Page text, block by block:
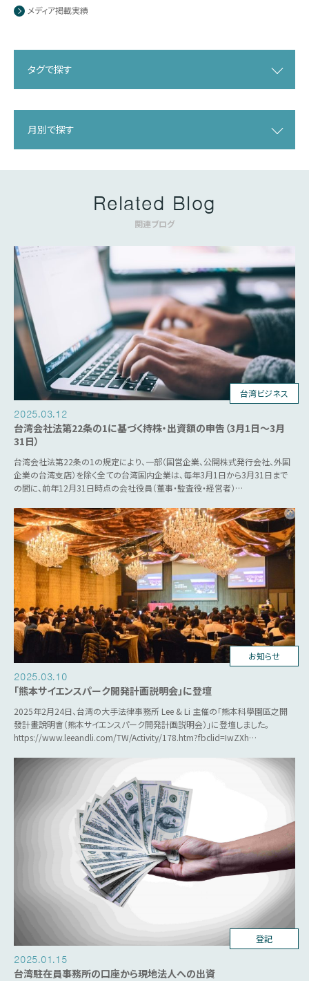
メディア掲載実績
タグで探す
月別で探す
Related Blog
関連ブログ
台湾ビジネス
2025.03.12
台湾会社法第22条の1に基づく持株・出資額の申告（3月1日～3月
31日）
台湾会社法第22条の1の規定により、一部（国営企業、公開株式発行会社、外国
企業の台湾支店）を除く全ての台湾国内企業は、毎年3月1日から3月31日まで
の間に、前年12月31日時点の会社役員（董事・監査役・経営者）…
台湾ビジネス
お知らせ
2025.03.10
「熊本サイエンスパーク開発計画説明会」に登壇
2025年2月24日、台湾の大手法律事務所 Lee & Li 主催の「熊本科學園區之開
發計畫說明會（熊本サイエンスパーク開発計画説明会）」に登壇しました。
https://www.leeandli.com/TW/Activity/178.htm?fbclid=IwZXh…
台湾ビジネス
登記
2025.01.15
台湾駐在員事務所の口座から現地法人への出資